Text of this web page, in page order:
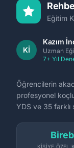
Eğitim
Kİ
Kazım
Uzman
7+ Yıl
Öğrencilerin
profesyonel
YDS ve 35 farklı
KIŞIYE ÖZEL